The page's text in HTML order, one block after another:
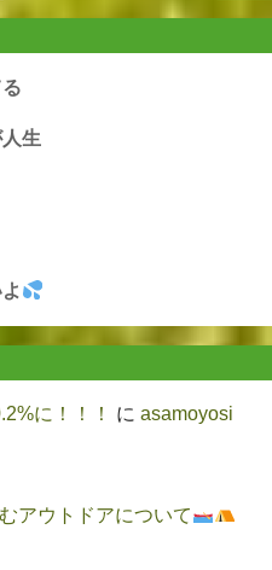
生
に！！！ に asamoyosi
アウトドアについて